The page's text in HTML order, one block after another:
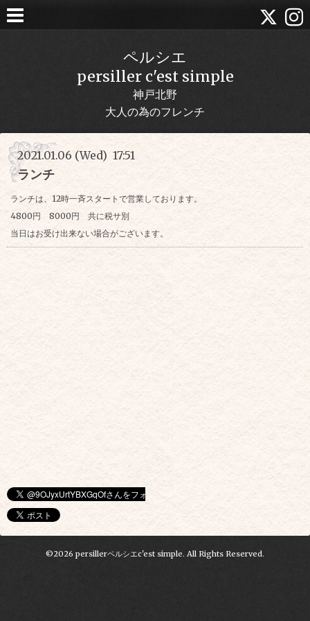
ペルシエ
persiller c'est simple
神戸北野
大人の為のフレンチ
2021.01.06 (Wed) 17:51
ランチ
ランチは、12時一斉スタートで営業しております。
4800円 8000円 共に税サ別
当日はお受け出来ない場合がございます。
©2026 persillerペルシエc'est simple. All Rights Reserved.